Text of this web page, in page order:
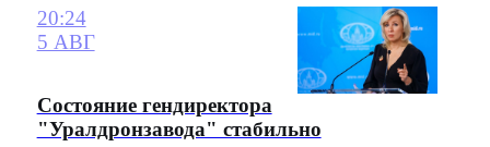
20:24
5 АВГ
Состояние гендиректора
"Уралдронзавода" стабильно